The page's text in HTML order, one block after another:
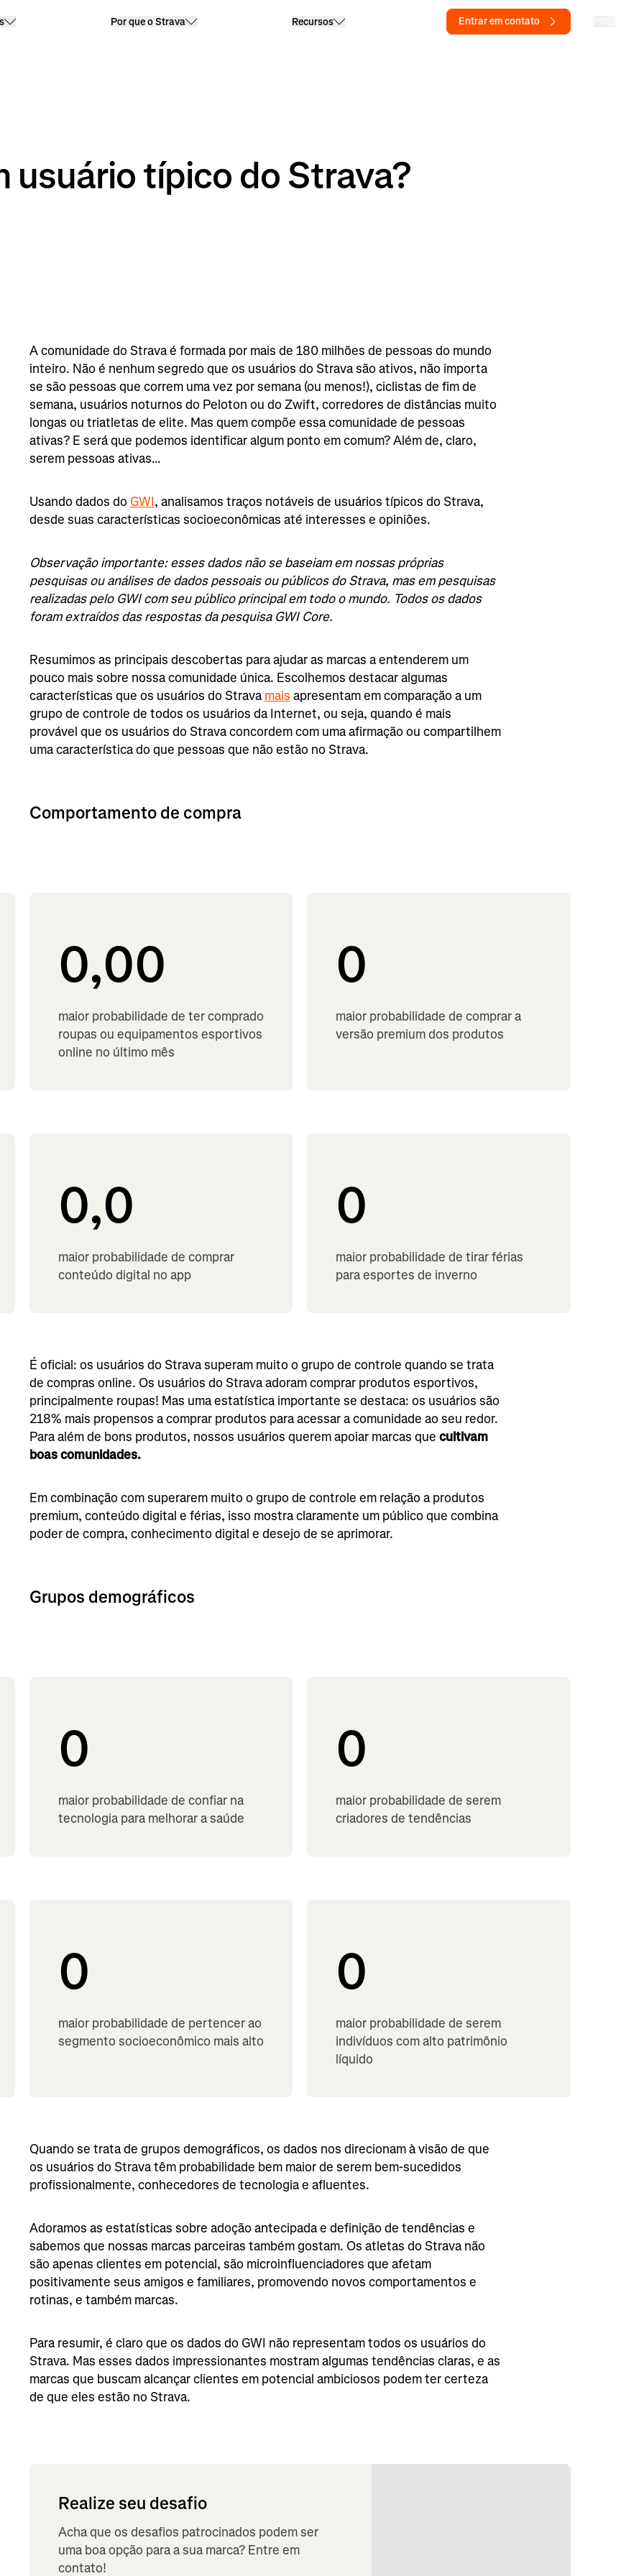
Por que o Strava Recursos Entrar em contato
usuário típico do Strava?
A comunidade do Strava é formada por mais de 180 milhões de pessoas do mundo
inteiro. Não é nenhum segredo que os usuários do Strava são ativos, não importa
se são pessoas que correm uma vez por semana (ou menos!), ciclistas de fim de
semana, usuários noturnos do Peloton ou do Zwift, corredores de distâncias muito
longas ou triatletas de elite. Mas quem compõe essa comunidade de pessoas
ativas? E será que podemos identificar algum ponto em comum? Além de, claro,
serem pessoas ativas…
Usando dados do GWI, analisamos traços notáveis de usuários típicos do Strava,
desde suas características socioeconômicas até interesses e opiniões.
Observação importante: esses dados não se baseiam em nossas próprias
pesquisas ou análises de dados pessoais ou públicos do Strava, mas em pesquisas
realizadas pelo GWI com seu público principal em todo o mundo. Todos os dados
foram extraídos das respostas da pesquisa GWI Core.
Resumimos as principais descobertas para ajudar as marcas a entenderem um
pouco mais sobre nossa comunidade única. Escolhemos destacar algumas
características que os usuários do Strava mais apresentam em comparação a um
grupo de controle de todos os usuários da Internet, ou seja, quando é mais
provável que os usuários do Strava concordem com uma afirmação ou compartilhem
uma característica do que pessoas que não estão no Strava.
Comportamento de compra
0,00
maior probabilidade de ter comprado
roupas ou equipamentos esportivos
online no último mês
0
maior probabilidade de comprar a
versão premium dos produtos
0,0
maior probabilidade de comprar
conteúdo digital no app
0
maior probabilidade de tirar férias
para esportes de inverno
É oficial: os usuários do Strava superam muito o grupo de controle quando se trata
de compras online. Os usuários do Strava adoram comprar produtos esportivos,
principalmente roupas! Mas uma estatística importante se destaca: os usuários são
218% mais propensos a comprar produtos para acessar a comunidade ao seu redor.
Para além de bons produtos, nossos usuários querem apoiar marcas que cultivam
boas comunidades.
Em combinação com superarem muito o grupo de controle em relação a produtos
premium, conteúdo digital e férias, isso mostra claramente um público que combina
poder de compra, conhecimento digital e desejo de se aprimorar.
Grupos demográficos
0
maior probabilidade de confiar na
tecnologia para melhorar a saúde
0
maior probabilidade de serem
criadores de tendências
0
maior probabilidade de pertencer ao
segmento socioeconômico mais alto
0
maior probabilidade de serem
indivíduos com alto patrimônio
líquido
Quando se trata de grupos demográficos, os dados nos direcionam à visão de que
os usuários do Strava têm probabilidade bem maior de serem bem-sucedidos
profissionalmente, conhecedores de tecnologia e afluentes.
Adoramos as estatísticas sobre adoção antecipada e definição de tendências e
sabemos que nossas marcas parceiras também gostam. Os atletas do Strava não
são apenas clientes em potencial, são microinfluenciadores que afetam
positivamente seus amigos e familiares, promovendo novos comportamentos e
rotinas, e também marcas.
Para resumir, é claro que os dados do GWI não representam todos os usuários do
Strava. Mas esses dados impressionantes mostram algumas tendências claras, e as
marcas que buscam alcançar clientes em potencial ambiciosos podem ter certeza
de que eles estão no Strava.
Realize seu desafio
Acha que os desafios patrocinados podem ser
uma boa opção para a sua marca? Entre em
contato!